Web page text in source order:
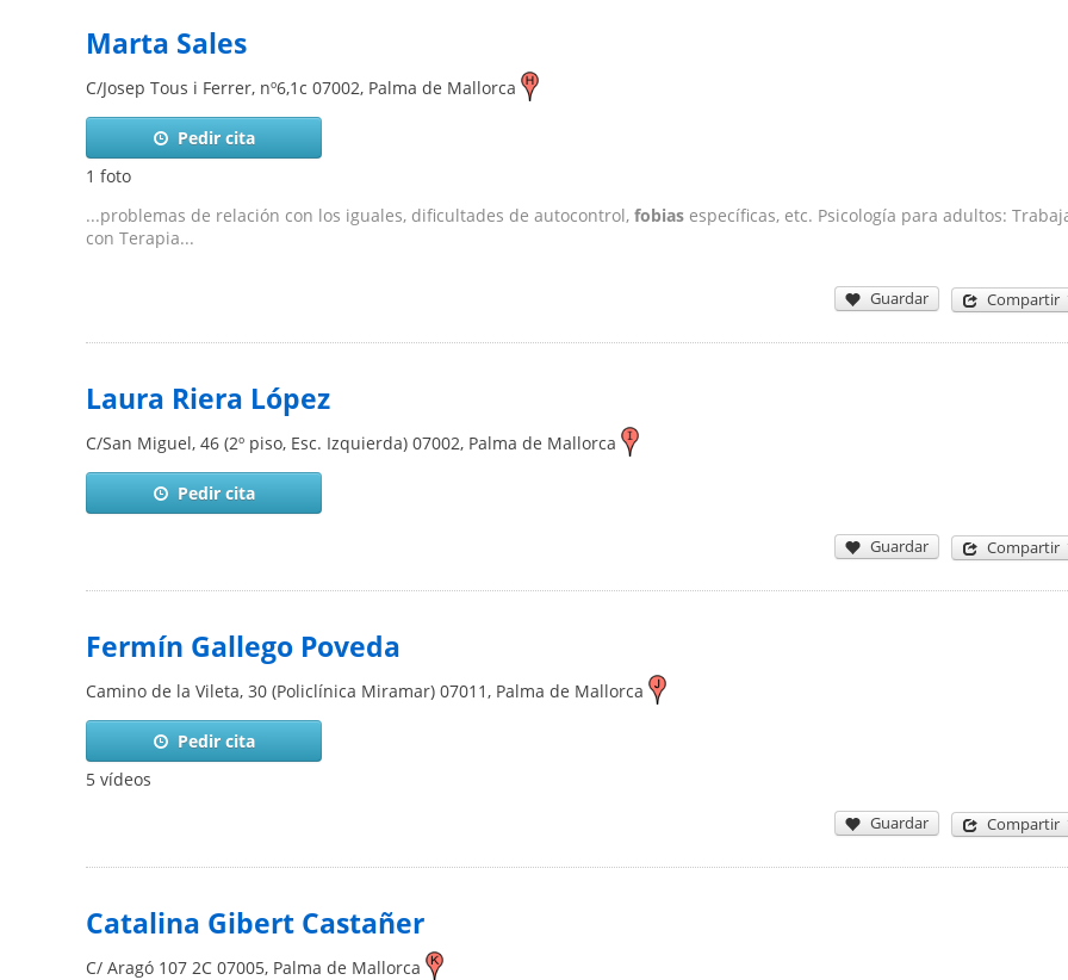
Marta Sales
C/Josep Tous i Ferrer, nº6,1c 07002, Palma de Mallorca
Pedir cita
1 foto
...problemas de relación con los iguales, dificultades de autocontrol, fobias específicas, etc. Psicología para adultos:
con Terapia...
Guardar Compartir
Laura Riera López
C/San Miguel, 46 (2º piso, Esc. Izquierda) 07002, Palma de Mallorca
Pedir cita
Guardar Compartir
Fermín Gallego Poveda
Camino de la Vileta, 30 (Policlínica Miramar) 07011 , Palma de Mallorca
Pedir cita
5 vídeos
Guardar Compartir
Catalina Gibert Castañer
C/ Aragó 107 2C 07005, Palma de Mallorca